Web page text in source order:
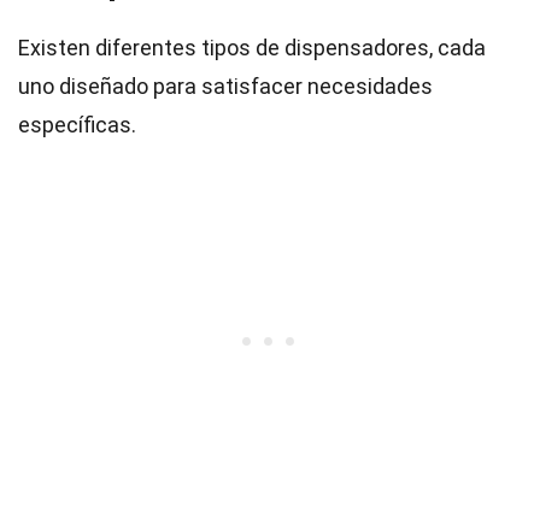
Existen diferentes tipos de dispensadores, cada
uno diseñado para satisfacer necesidades
específicas.